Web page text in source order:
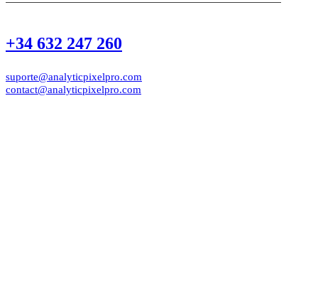
+34 632 247 260
suporte@analyticpixelpro.com
contact@analyticpixelpro.com